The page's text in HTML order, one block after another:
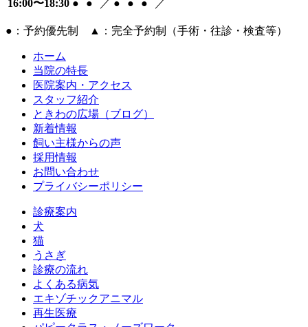
16:00〜18:30 ● ● ／ ● ● ● ／
●：予約優先制 ▲：完全予約制（手術・往診・検査等）
ホーム
当院の特長
医院案内・アクセス
スタッフ紹介
ときわの広場（ブログ）
新着情報
飼い主様からの声
採用情報
お問い合わせ
プライバシーポリシー
診療案内
犬
猫
うさぎ
診療の流れ
よくある病気
エキゾチックアニマル
再生医療